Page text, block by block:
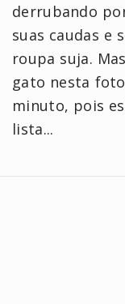
derrubando
suas caudas e
roupa suja.
gato nesta
minuto, pois
lista...